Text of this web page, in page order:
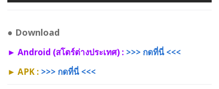
● Download
► Android (สโตร์ต่างประเทศ) : >>> กดที่นี่ <<<
► APK : >>> กดที่นี่ <<<